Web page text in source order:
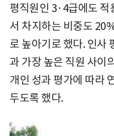
평직원인 3·4급에도 적
서 차지하는 비중도
로 높아기로 했다. 인사
과 가장 높은 직원 사이
개인 성과 평가에 따라
두도록 했다.